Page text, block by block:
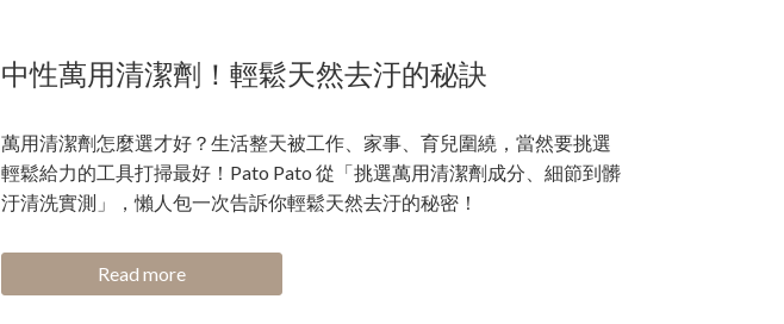
中性萬用清潔劑！輕鬆天然去汙的秘訣
萬用清潔劑怎麼選才好？生活整天被工作、家事、育兒圍繞，當然要挑選
輕鬆給力的工具打掃最好！Pato Pato 從「挑選萬用清潔劑成分、細節到髒
汙清洗實測」，懶人包一次告訴你輕鬆天然去汙的秘密！
Read more